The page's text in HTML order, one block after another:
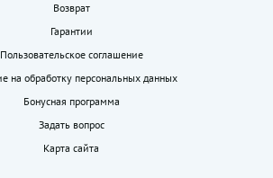
Возврат
Гарантии
Пользовательское соглашение
на обработку персональных данных
Бонусная программа
Задать вопрос
Карта сайта